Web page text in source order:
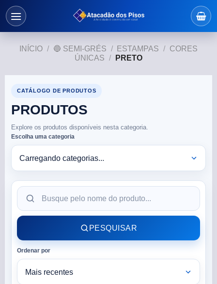
INÍCIO / 🔵 SEMI-GRÉS / ESTAMPAS / CORES
ÚNICAS / PRETO
CATÁLOGO DE PRODUTOS
PRODUTOS
Explore os produtos disponíveis nesta categoria.
Escolha uma categoria
PESQUISAR
Ordenar por